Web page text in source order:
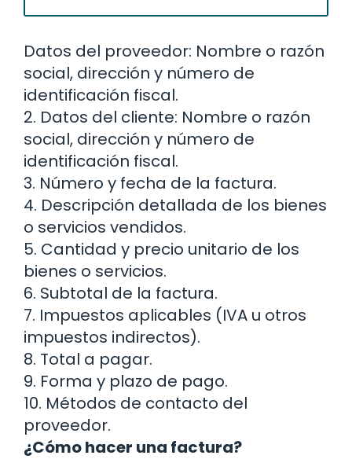
Datos del proveedor: Nombre o razón
social, dirección y número de
identificación fiscal.
2. Datos del cliente: Nombre o razón
social, dirección y número de
identificación fiscal.
3. Número y fecha de la factura.
4. Descripción detallada de los bienes
o servicios vendidos.
5. Cantidad y precio unitario de los
bienes o servicios.
6. Subtotal de la factura.
7. Impuestos aplicables (IVA u otros
impuestos indirectos).
8. Total a pagar.
9. Forma y plazo de pago.
10. Métodos de contacto del
proveedor.
¿Cómo hacer una factura?